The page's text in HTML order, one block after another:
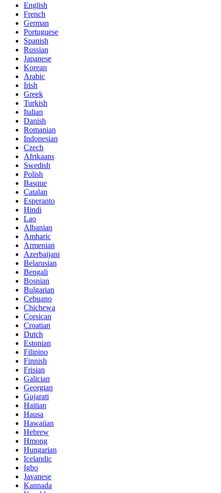
English
French
German
Portuguese
Spanish
Russian
Japanese
Korean
Arabic
Irish
Greek
Turkish
Italian
Danish
Romanian
Indonesian
Czech
Afrikaans
Swedish
Polish
Basque
Catalan
Esperanto
Hindi
Lao
Albanian
Amharic
Armenian
Azerbaijani
Belarusian
Bengali
Bosnian
Bulgarian
Cebuano
Chichewa
Corsican
Croatian
Dutch
Estonian
Filipino
Finnish
Frisian
Galician
Georgian
Gujarati
Haitian
Hausa
Hawaiian
Hebrew
Hmong
Hungarian
Icelandic
Igbo
Javanese
Kannada